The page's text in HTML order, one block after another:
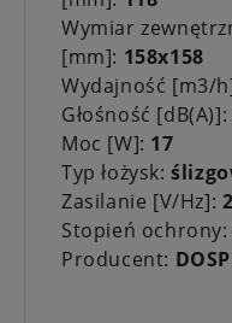
Wymiar
[mm]: 158x158
Wydajność [m3/
Głośność [dB(A)]:
Moc [W]: 17
Typ łożysk:
Zasilanie [V/Hz]:
Stopień ochrony:
Producent: